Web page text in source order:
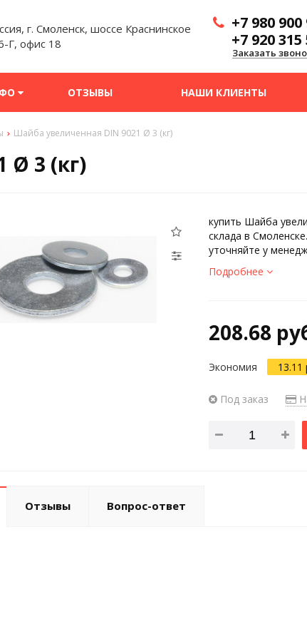
г. Смоленск, шоссе Краснинское
Г, офис 18
+7 980 900
+7 920 315
Заказать
ОТЗЫВЫ НАШИ КЛИЕНТЫ
Шайба увеличенная DIN 9021 Ø 3 (кг)
Ø 3 (кг)
купить Шайба
склада в
уточняйте у
Подробнее
208.68
Экономия 13.11
Под заказ
Отзывы Вопрос-ответ